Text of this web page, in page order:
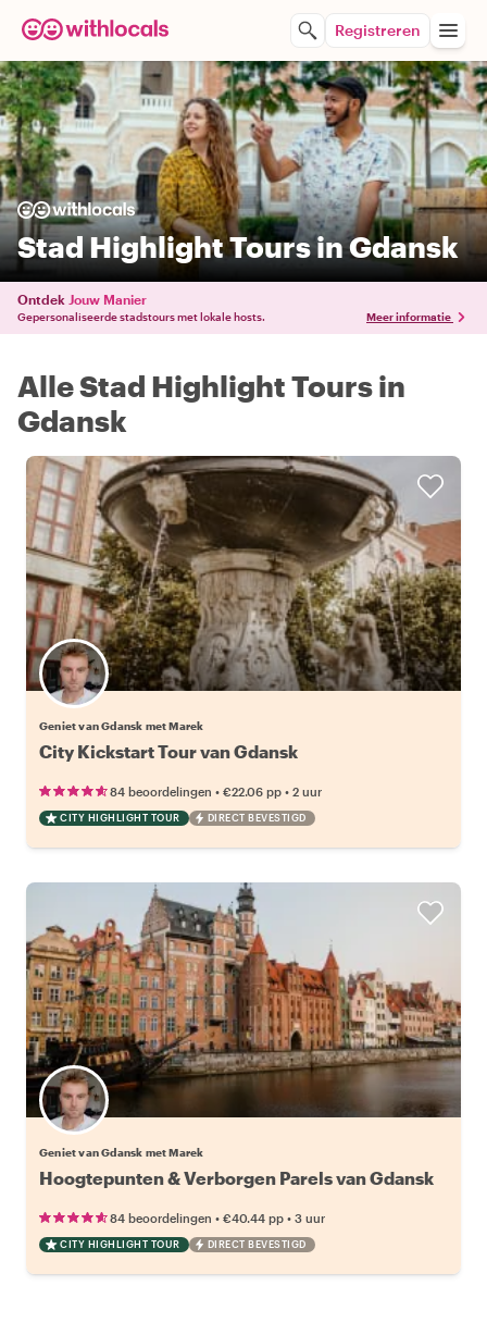
Registreren
Stad Highlight Tours in Gdansk
Ontdek Jouw Manier
Gepersonaliseerde stadstours met lokale hosts. Meer informatie
Alle Stad Highlight Tours in
Gdansk
Geniet van Gdansk met Marek
City Kickstart Tour van Gdansk
84 beoordelingen • €22.06 pp • 2 uur
CITY HIGHLIGHT TOUR DIRECT BEVESTIGD
Geniet van Gdansk met Marek
Hoogtepunten & Verborgen Parels van Gdansk
84 beoordelingen • €40.44 pp • 3 uur
CITY HIGHLIGHT TOUR DIRECT BEVESTIGD